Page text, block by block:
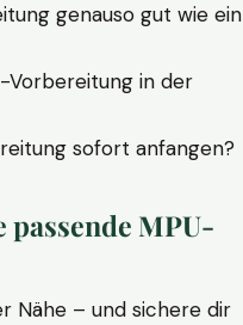
genauso gut wie ein
Vorbereitung in der
sofort anfangen?
MPU-
Nähe – und sichere dir